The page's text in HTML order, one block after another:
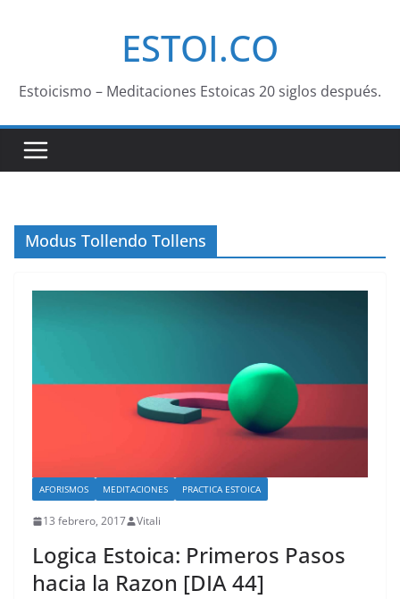
ESTOI.CO
Estoicismo – Meditaciones Estoicas 20 siglos después.
Modus Tollendo Tollens
AFORISMOS MEDITACIONES PRACTICA ESTOICA
13 febrero, 2017 Vitali
Logica Estoica: Primeros Pasos
hacia la Razon [DIA 44]